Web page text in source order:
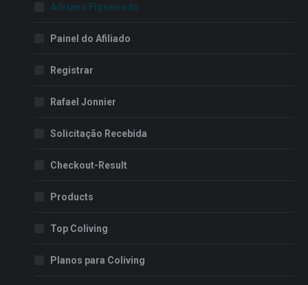
Adriano Figueiredo
Painel do Afiliado
Registrar
Rafael Jonnier
Solicitação Recebida
Checkout-Result
Products
Top Coliving
Planos para Coliving